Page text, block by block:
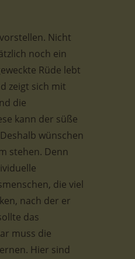
Nicht
noch ein
Rüde lebt
zeigt sich mit
die
kann der süße
wünschen
stehen. Denn
die viel
nach der er
das
muss die
Hier sind